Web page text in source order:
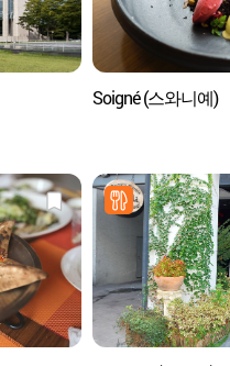
Soigné (스와니예)